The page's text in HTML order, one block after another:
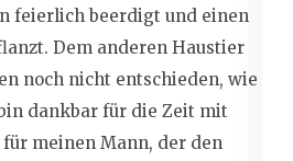
feierlich beerdigt und einen
Dem anderen Haustier
noch nicht entschieden, wie
dankbar für die Zeit mit
meinen Mann, der den